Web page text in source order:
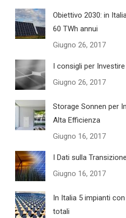
Obiettivo 2030: in
60 TWh annui
Giugno 26, 2017
I consigli per
Giugno 26, 2017
Storage Sonnen per
Alta Efficienza
Giugno 16, 2017
I Dati sulla
Giugno 16, 2017
In Italia 5 impianti
totali